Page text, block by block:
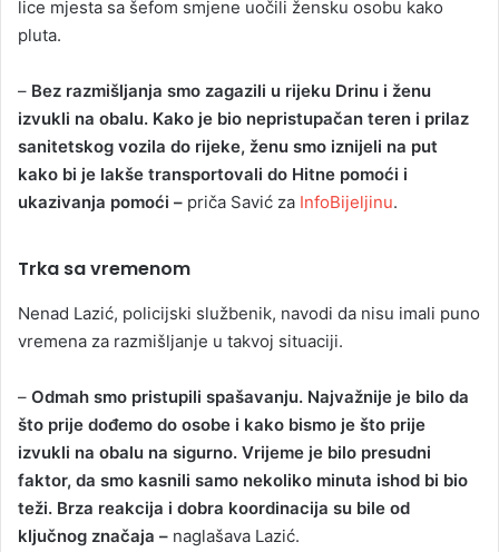
lice mjesta sa šefom smjene uočili žensku osobu kako
pluta.
– Bez razmišljanja smo zagazili u rijeku Drinu i ženu
izvukli na obalu. Kako je bio nepristupačan teren i prilaz
sanitetskog vozila do rijeke, ženu smo iznijeli na put
kako bi je lakše transportovali do Hitne pomoći i
ukazivanja pomoći – priča Savić za InfoBijeljinu.
Trka sa vremenom
Nenad Lazić, policijski službenik, navodi da nisu imali puno
vremena za razmišljanje u takvoj situaciji.
– Odmah smo pristupili spašavanju. Najvažnije je bilo da
što prije dođemo do osobe i kako bismo je što prije
izvukli na obalu na sigurno. Vrijeme je bilo presudni
faktor, da smo kasnili samo nekoliko minuta ishod bi bio
teži. Brza reakcija i dobra koordinacija su bile od
ključnog značaja – naglašava Lazić.